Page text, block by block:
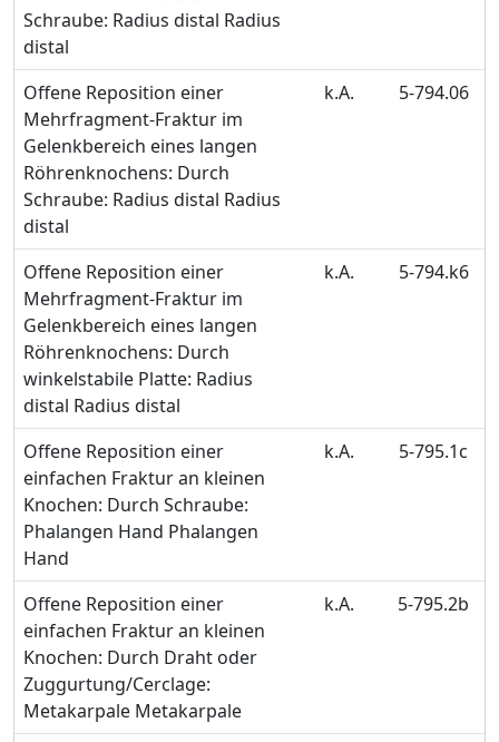
Schraube: Radius distal Radius
distal
Offene Reposition einer
Mehrfragment-Fraktur im
Gelenkbereich eines langen
Röhrenknochens: Durch
Schraube: Radius distal Radius
distal
k.A. 5-794.06
Offene Reposition einer
Mehrfragment-Fraktur im
Gelenkbereich eines langen
Röhrenknochens: Durch
winkelstabile Platte: Radius
distal Radius distal
k.A. 5-794.k6
Offene Reposition einer
einfachen Fraktur an kleinen
Knochen: Durch Schraube:
Phalangen Hand Phalangen
Hand
k.A. 5-795.1c
Offene Reposition einer
einfachen Fraktur an kleinen
Knochen: Durch Draht oder
Zuggurtung/Cerclage:
Metakarpale Metakarpale
k.A. 5-795.2b